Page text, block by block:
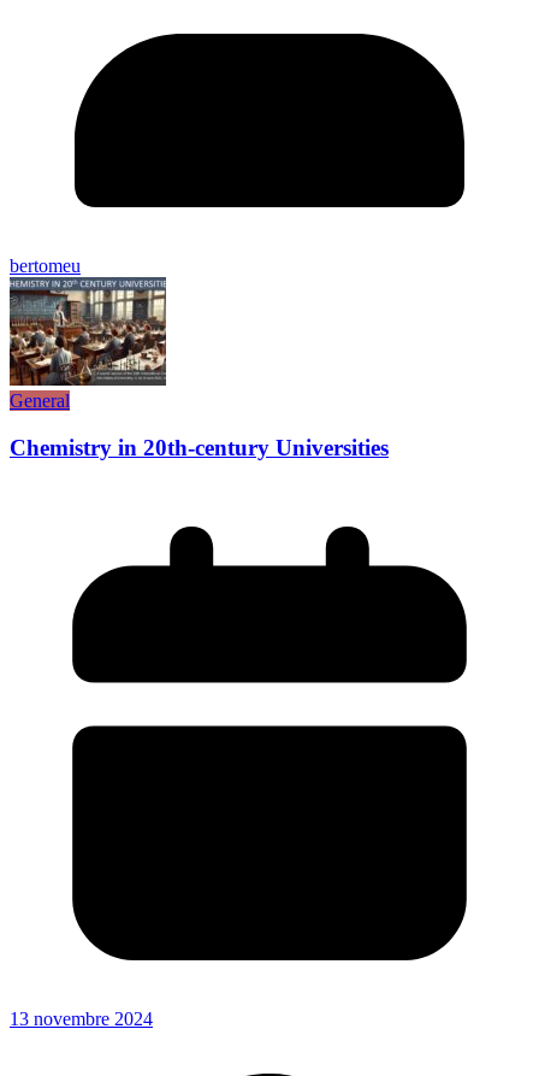
bertomeu
General
Chemistry in 20th-century Universities
13 novembre 2024